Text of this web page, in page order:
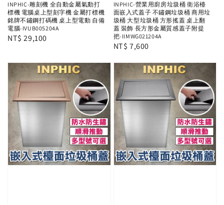
INPHIC-雕刻機 全自動金屬氣動打
標機 電腦桌上型刻字機 金屬打標機
銘牌不鏽鋼打碼機 桌上型電動 自備
電腦-IVUB005204A
Regular
NT$ 29,100
INPHIC-營業用廚房垃圾桶 衛浴檯
面嵌入式蓋子 不鏽鋼垃圾桶 商用垃
圾桶 大型垃圾桶 方形搖蓋 桌上翻
蓋 裝飾 長方形金屬質感蓋子附提
把-IIMWG021204A
Regular
NT$ 7,600